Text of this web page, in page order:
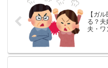
【ガ
る？夫
夫・ワ